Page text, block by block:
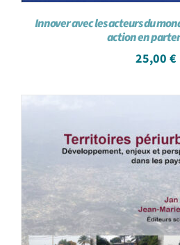
Innover avec les acteurs du
action en
25,00 €